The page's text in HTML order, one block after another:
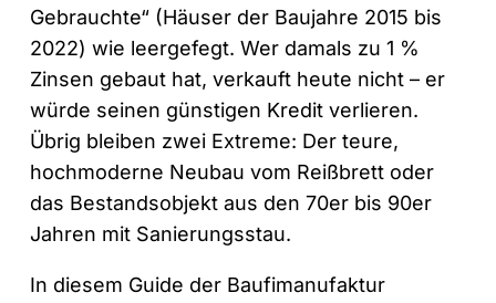
Gebrauchte“ (Häuser der Baujahre 2015 bis
2022) wie leergefegt. Wer damals zu 1 %
Zinsen gebaut hat, verkauft heute nicht – er
würde seinen günstigen Kredit verlieren.
Übrig bleiben zwei Extreme: Der teure,
hochmoderne Neubau vom Reißbrett oder
das Bestandsobjekt aus den 70er bis 90er
Jahren mit Sanierungsstau.
In diesem Guide der Baufimanufaktur